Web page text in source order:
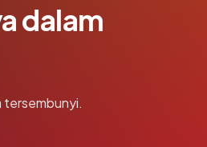
dalam
tersembunyi.